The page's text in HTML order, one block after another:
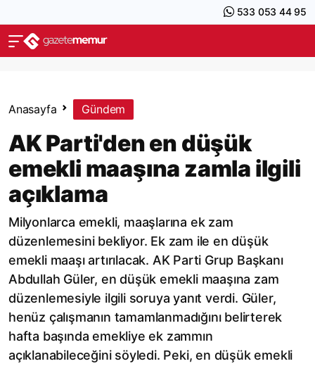
533 053 44 95
Anasayfa Gündem
AK Parti'den en düşük
emekli maaşına zamla ilgili
açıklama
Milyonlarca emekli, maaşlarına ek zam
düzenlemesini bekliyor. Ek zam ile en düşük
emekli maaşı artırılacak. AK Parti Grup Başkanı
Abdullah Güler, en düşük emekli maaşına zam
düzenlemesiyle ilgili soruya yanıt verdi. Güler,
henüz çalışmanın tamamlanmadığını belirterek
hafta başında emekliye ek zammın
açıklanabileceğini söyledi. Peki, en düşük emekli